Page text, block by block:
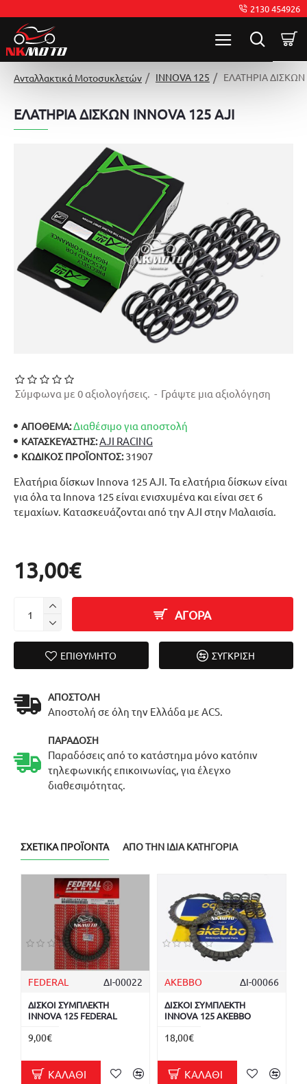
2130 454926
Ανταλλακτικά Μοτοσυκλετών INNOVA 125 ΕΛΑΤΗΡΙΑ ΔΙΣΚΩΝ
ΕΛΑΤΗΡΙΑ ΔΙΣΚΩΝ INNOVA 125 AJI
Ελατήρια δίσκων Innova 125 AJI. Τα ελατήρια δίσκων είναι
για όλα τα Innova 125 είναι ενισχυμένα και είναι σετ 6
τεμαχίων. Κατασκευάζονται από την AJI στην Μαλαισία.
ΑΠΟΘΕΜΑ:Διαθέσιμο για αποστολή
ΚΑΤΑΣΚΕΥΑΣΤΉΣ:AJI RACING
ΚΩΔΙΚΌΣ ΠΡΟΪΌΝΤΟΣ: 31907
Σύμφωνα με 0 αξιολογήσεις. - Γράψτε μια αξιολόγηση
13,00€
ΑΓΟΡΑ
ΕΠΙΘΥΜΗΤΌ ΣΎΓΚΡΙΣΗ
ΑΠΟΣΤΟΛΉ
Αποστολή σε όλη την Ελλάδα με ACS.
ΠΑΡΆΔΟΣΗ
Παραδόσεις από το κατάστημα μόνο κατόπιν
τηλεφωνικής επικοινωνίας, για έλεγχο
διαθεσιμότητας.
ΣΧΕΤΙΚΆ ΠΡΟΪΌΝΤΑ ΑΠΌ ΤΗΝ ΊΔΙΑ ΚΑΤΗΓΟΡΊΑ
FEDERAL ΔΙ-00022
ΔΙΣΚΟΙ ΣΥΜΠΛΕΚΤΗ
INNOVA 125 FEDERAL
9,00€
ΚΑΛΆΘΙ
AKEBBO ΔΙ-00066
ΔΙΣΚΟΙ ΣΥΜΠΛΕΚΤΗ
INNOVA 125 AKEBBO
18,00€
ΚΑΛΆΘΙ